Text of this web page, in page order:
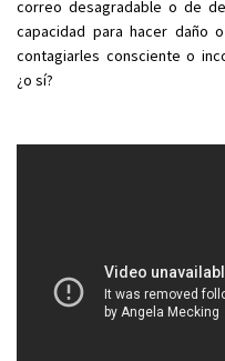
correo desagradable o de
capacidad para hacer daño
contagiarles consciente o
¿o sí?